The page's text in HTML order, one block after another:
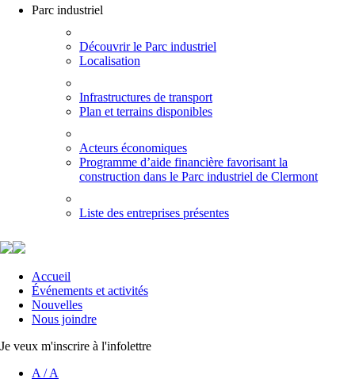
Parc industriel
Découvrir le Parc industriel
Localisation
Infrastructures de transport
Plan et terrains disponibles
Acteurs économiques
Programme d’aide financière favorisant la
construction dans le Parc industriel de Clermont
Liste des entreprises présentes
Accueil
Événements et activités
Nouvelles
Nous joindre
Je veux m'inscrire à l'infolettre
A /A